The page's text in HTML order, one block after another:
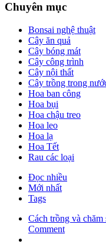
Chuyên mục
Bonsai nghệ thuật
Cây ăn quả
Cây bóng mát
Cây công trình
Cây nội thất
Cây trồng trong
Hoa ban công
Hoa bụi
Hoa chậu treo
Hoa leo
Hoa lạ
Hoa Tết
Rau các loại
Đọc nhiều
Mới nhất
Tags
Cách trồng và
Comment